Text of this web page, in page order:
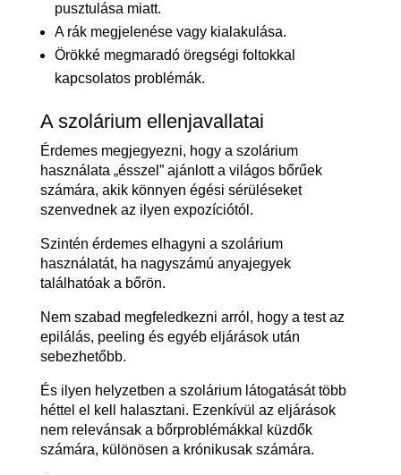
pusztulása miatt.
A rák megjelenése vagy kialakulása.
Örökké megmaradó öregségi foltokkal
kapcsolatos problémák.
A szolárium ellenjavallatai
Érdemes megjegyezni, hogy a szolárium
használata „ésszel” ajánlott a világos bőrűek
számára, akik könnyen égési sérüléseket
szenvednek az ilyen expozíciótól.
Szintén érdemes elhagyni a szolárium
használatát, ha nagyszámú anyajegyek
találhatóak a bőrön.
Nem szabad megfeledkezni arról, hogy a test az
epilálás, peeling és egyéb eljárások után
sebezhetőbb.
És ilyen helyzetben a szolárium látogatását több
héttel el kell halasztani. Ezenkívül az eljárások
nem relevánsak a bőrproblémákkal küzdők
számára, különösen a krónikusak számára.